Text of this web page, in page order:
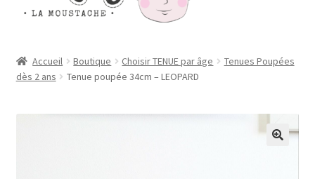
le
Choisir sa poupée
enfant
Habiller sa poupée
Ouvrir
le
Accueil Boutique Choisir TENUE par âge
Tenues Poupées
dès 2 ans
Tenue poupée 34cm – LEOPARD